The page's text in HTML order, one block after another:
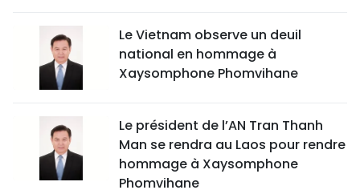
Le Vietnam observe un deuil
national en hommage à
Xaysomphone Phomvihane
Le président de l’AN Tran Thanh
Man se rendra au Laos pour rendre
hommage à Xaysomphone
Phomvihane